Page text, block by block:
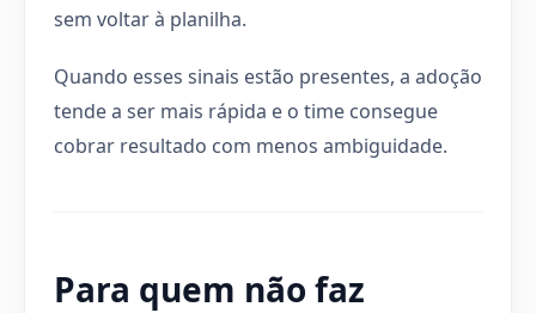
sem voltar à planilha.
Quando esses sinais estão presentes, a adoção
tende a ser mais rápida e o time consegue
cobrar resultado com menos ambiguidade.
Para quem não faz